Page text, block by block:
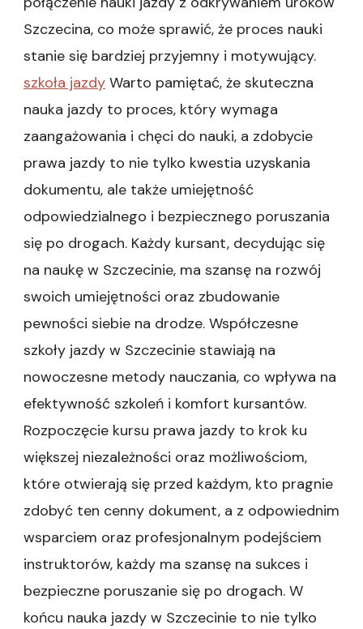
Szczecina, co może sprawić, że proces nauki
stanie się bardziej przyjemny i motywujący.
szkoła jazdy Warto pamiętać, że skuteczna
nauka jazdy to proces, który wymaga
zaangażowania i chęci do nauki, a zdobycie
prawa jazdy to nie tylko kwestia uzyskania
dokumentu, ale także umiejętność
odpowiedzialnego i bezpiecznego poruszania
się po drogach. Każdy kursant, decydując się
na naukę w Szczecinie, ma szansę na rozwój
swoich umiejętności oraz zbudowanie
pewności siebie na drodze. Współczesne
szkoły jazdy w Szczecinie stawiają na
nowoczesne metody nauczania, co wpływa na
efektywność szkoleń i komfort kursantów.
Rozpoczęcie kursu prawa jazdy to krok ku
większej niezależności oraz możliwościom,
które otwierają się przed każdym, kto pragnie
zdobyć ten cenny dokument, a z odpowiednim
wsparciem oraz profesjonalnym podejściem
instruktorów, każdy ma szansę na sukces i
bezpieczne poruszanie się po drogach. W
końcu nauka jazdy w Szczecinie to nie tylko